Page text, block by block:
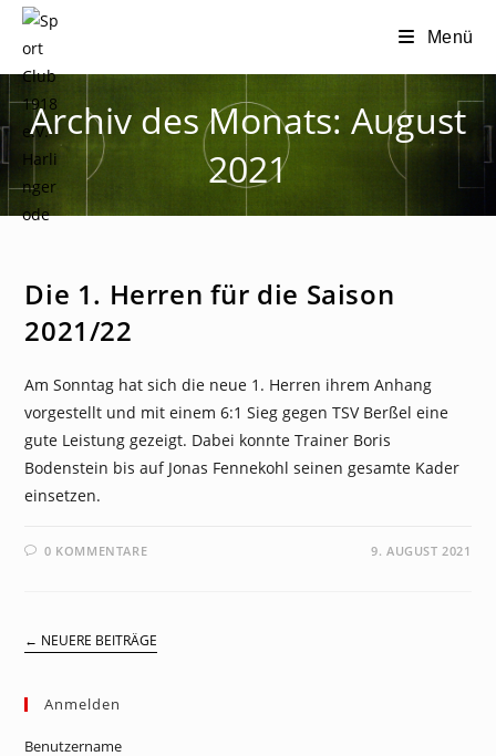
Zum
Inhalt
springen
Menü
Archiv des Monats: August
2021
Die 1. Herren für die Saison
2021/22
Am Sonntag hat sich die neue 1. Herren ihrem Anhang
vorgestellt und mit einem 6:1 Sieg gegen TSV Berßel eine
gute Leistung gezeigt. Dabei konnte Trainer Boris
Bodenstein bis auf Jonas Fennekohl seinen gesamte Kader
einsetzen.
0 KOMMENTARE 9. AUGUST 2021
← NEUERE BEITRÄGE
Anmelden
Benutzername